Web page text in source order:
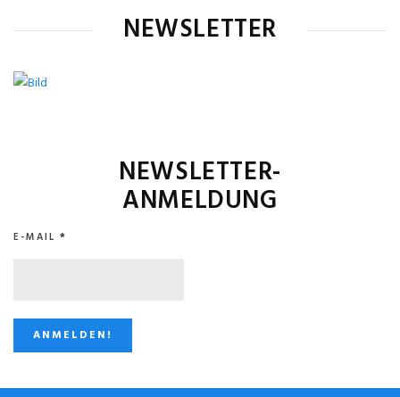
NEWSLETTER
NEWSLETTER-
ANMELDUNG
E-MAIL *